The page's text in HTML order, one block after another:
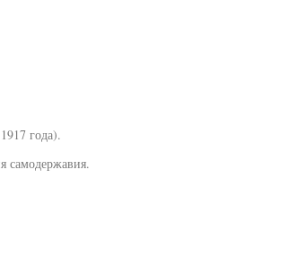
года).
самодержавия.